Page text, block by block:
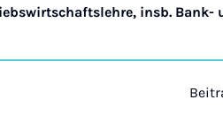
insb.